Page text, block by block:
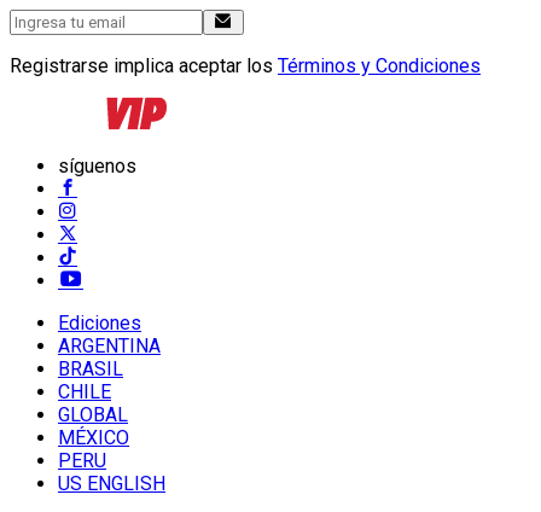
Registrarse implica aceptar los Términos y Condiciones
síguenos
Ediciones
ARGENTINA
BRASIL
CHILE
GLOBAL
MÉXICO
PERU
US ENGLISH